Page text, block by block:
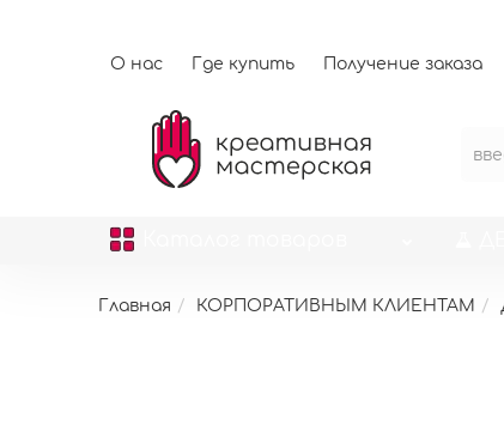
О нас Где купить Получение заказа
Главная КОРПОРАТИВНЫМ КЛИЕНТАМ